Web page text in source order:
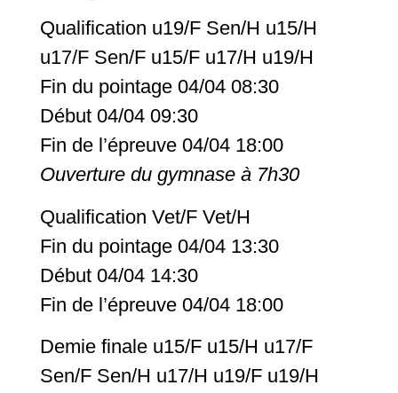
Qualification u19/F Sen/H u15/H
u17/F Sen/F u15/F u17/H u19/H
Fin du pointage 04/04 08:30
Début 04/04 09:30
Fin de l’épreuve 04/04 18:00
Ouverture du gymnase à 7h30
Qualification Vet/F Vet/H
Fin du pointage 04/04 13:30
Début 04/04 14:30
Fin de l’épreuve 04/04 18:00
Demie finale u15/F u15/H u17/F
Sen/F Sen/H u17/H u19/F u19/H